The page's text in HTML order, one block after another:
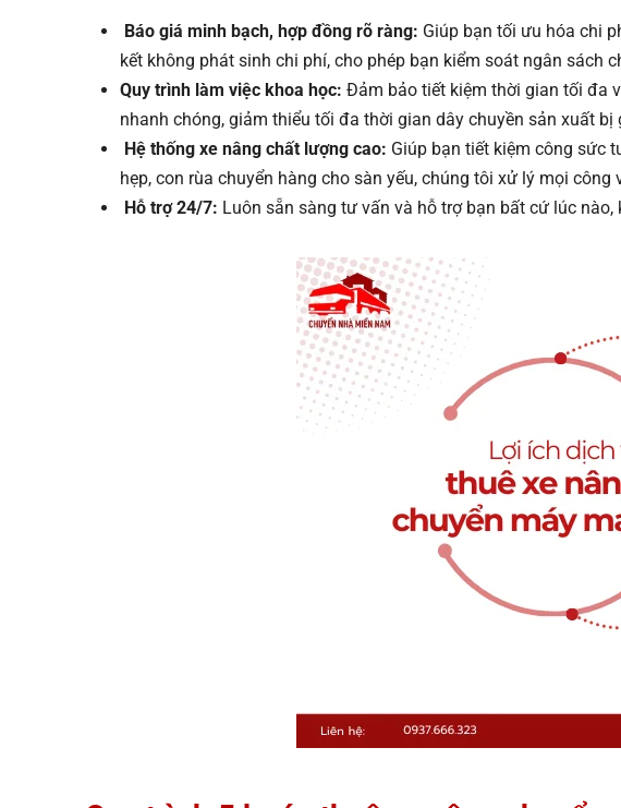
Báo giá minh bạch, hợp đồng rõ ràng: Giúp bạn tối ưu hóa chi
kết không phát sinh chi phí, cho phép bạn kiểm soát ngân sách
Quy trình làm việc khoa học: Đảm bảo tiết kiệm thời gian tối đa
nhanh chóng, giảm thiểu tối đa thời gian dây chuyền sản xuất bị
Hệ thống xe nâng chất lượng cao: Giúp bạn tiết kiệm công sức
hẹp, con rùa chuyển hàng cho sàn yếu, chúng tôi xử lý mọi công
Hỗ trợ 24/7: Luôn sẵn sàng tư vấn và hỗ trợ bạn bất cứ lúc